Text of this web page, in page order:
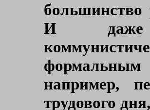
большинство
И даже
например,
трудового